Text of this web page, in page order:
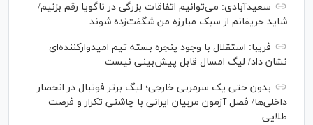
سعیدآبادی: می‌توانیم اتفاقات بزرگی در ناگویا رقم بزنیم/
شاید حریفانم از سبک مبارزه من شگفت‌زده شوند
فریبا: استقلال با وجود پنجره بسته تیم امیدوارکننده‌ای
نشان داد/ لیگ امسال قابل پیش‌بینی نیست
بدون حتی یک سرمربی خارجی؛ لیگ برتر فوتبال در انحصار
داخلی‌ها/ فصل آزمون مربیان ایرانی با چاشنی تکرار و فرصت
طلایی